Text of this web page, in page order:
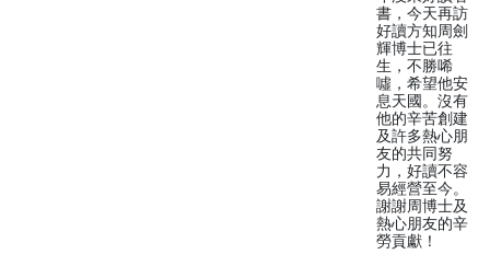
書，今天再訪
好讀方知周劍
輝博士已往
生，不勝唏
噓，希望他安
息天國。沒有
他的辛苦創建
及許多熱心朋
友的共同努
力，好讀不容
易經營至今。
謝謝周博士及
熱心朋友的辛
勞貢獻！